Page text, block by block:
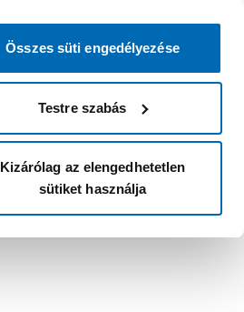
Összes süti engedélyezése
Testre szabás
Kizárólag az elengedhetetlen
sütiket használja